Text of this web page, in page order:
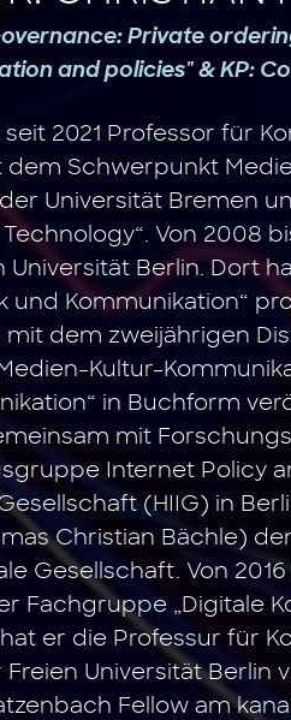
Private
and policies" & KP:
2021 Professor für
dem Schwerpunkt
Universität Bremen
Von 2008
Universität Berlin. Dort
und Kommunikation“
mit dem zweijährigen
Kultur-
in Buchform
mit
Internet Policy
(HIIG) in
Christian Bächle)
Gesellschaft. Von
Fachgruppe „Digitale
hat er die Professur für
Universität Berlin
Fellow am